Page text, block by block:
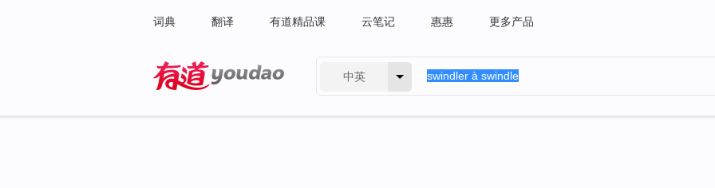
词典 翻译 有道精品课 云笔记 惠惠 更多产品
中英